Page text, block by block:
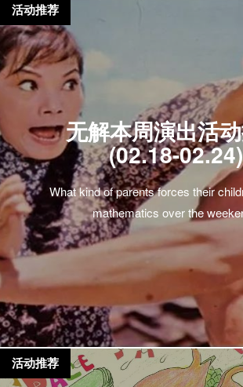
无解本周演出活
(02.18-02.24)
What kind of parents forces their
mathematics over the
活动推荐
活动推荐